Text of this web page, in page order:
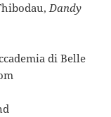
Dandy
di Belle